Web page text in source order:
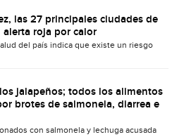
las 27 principales ciudades de
alerta roja por calor
del país indica que existe un riesgo
jalapeños; todos los alimentos
brotes de salmonela, diarrea e
con salmonela y lechuga acusada